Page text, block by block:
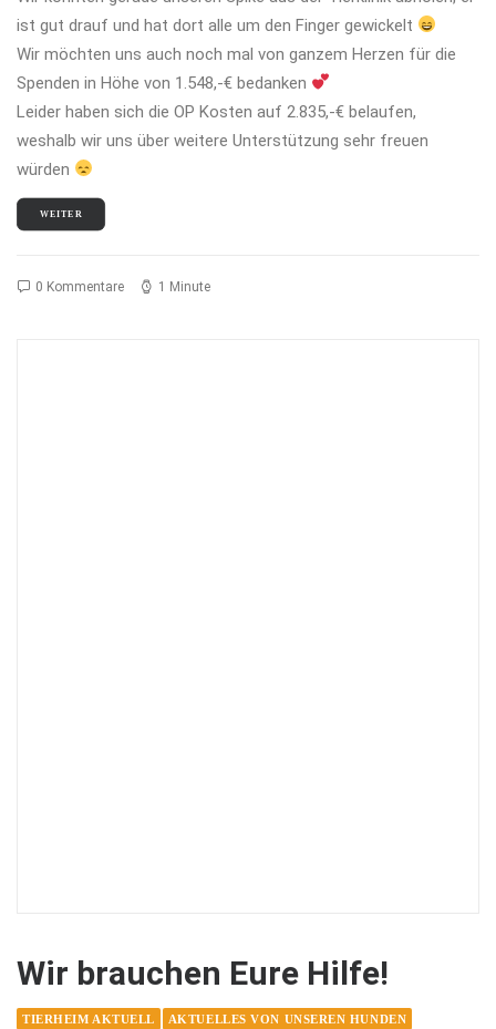
ist gut drauf und hat dort alle um den Finger gewickelt
Wir möchten uns auch noch mal von ganzem Herzen für die
Spenden in Höhe von 1.548,-€ bedanken
Leider haben sich die OP Kosten auf 2.835,-€ belaufen,
weshalb wir uns über weitere Unterstützung sehr freuen
würden
WEITER
0 Kommentare 1 Minute
Wir brauchen Eure Hilfe!
TIERHEIM AKTUELL AKTUELLES VON UNSEREN HUNDEN